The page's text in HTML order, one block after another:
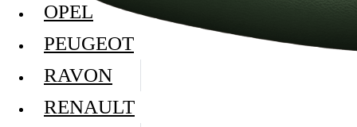
OPEL
PEUGEOT
RAVON
RENAULT